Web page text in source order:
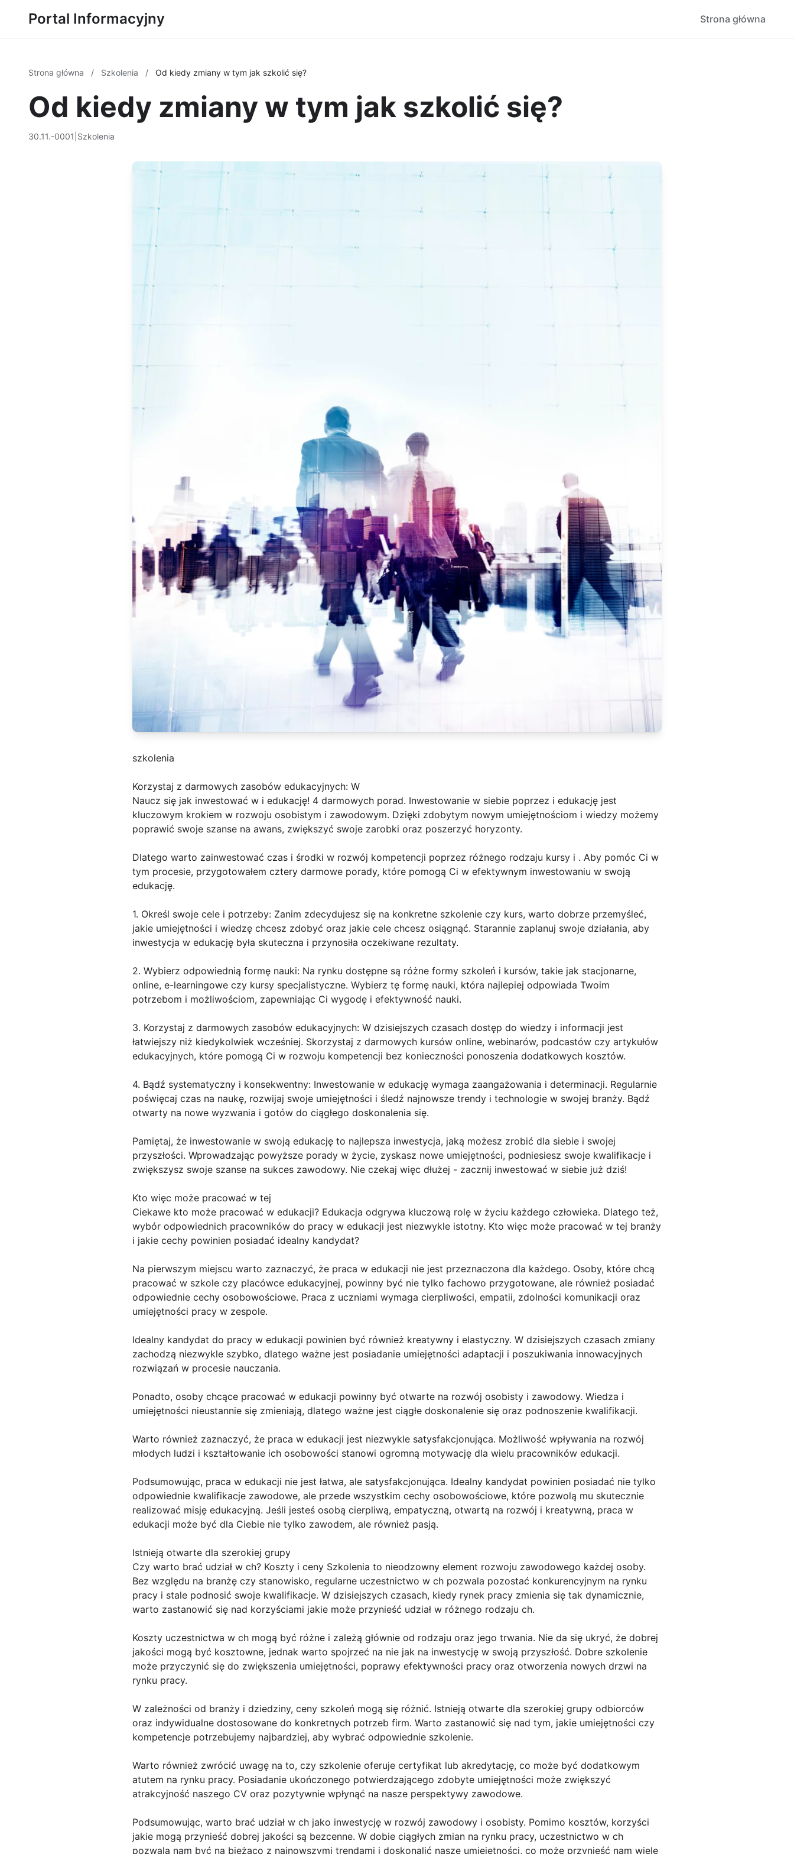
Portal Informacyjny Strona główna
Strona główna / Szkolenia / Od kiedy zmiany w tym jak szkolić się?
Od kiedy zmiany w tym jak szkolić się?
30.11.-0001 Szkolenia
szkolenia
Korzystaj z darmowych zasobów edukacyjnych: W
Naucz się jak inwestować w i edukację! 4 darmowych porad. Inwestowanie w siebie poprzez i edukację jest
kluczowym krokiem w rozwoju osobistym i zawodowym. Dzięki zdobytym nowym umiejętnościom i wiedzy możemy
poprawić swoje szanse na awans, zwiększyć swoje zarobki oraz poszerzyć horyzonty.
Dlatego warto zainwestować czas i środki w rozwój kompetencji poprzez różnego rodzaju kursy i . Aby pomóc Ci w
tym procesie, przygotowałem cztery darmowe porady, które pomogą Ci w efektywnym inwestowaniu w swoją
edukację.
1. Określ swoje cele i potrzeby: Zanim zdecydujesz się na konkretne szkolenie czy kurs, warto dobrze przemyśleć,
jakie umiejętności i wiedzę chcesz zdobyć oraz jakie cele chcesz osiągnąć. Starannie zaplanuj swoje działania, aby
inwestycja w edukację była skuteczna i przynosiła oczekiwane rezultaty.
2. Wybierz odpowiednią formę nauki: Na rynku dostępne są różne formy szkoleń i kursów, takie jak stacjonarne,
online, e-learningowe czy kursy specjalistyczne. Wybierz tę formę nauki, która najlepiej odpowiada Twoim
potrzebom i możliwościom, zapewniając Ci wygodę i efektywność nauki.
3. Korzystaj z darmowych zasobów edukacyjnych: W dzisiejszych czasach dostęp do wiedzy i informacji jest
łatwiejszy niż kiedykolwiek wcześniej. Skorzystaj z darmowych kursów online, webinarów, podcastów czy artykułów
edukacyjnych, które pomogą Ci w rozwoju kompetencji bez konieczności ponoszenia dodatkowych kosztów.
4. Bądź systematyczny i konsekwentny: Inwestowanie w edukację wymaga zaangażowania i determinacji. Regularnie
poświęcaj czas na naukę, rozwijaj swoje umiejętności i śledź najnowsze trendy i technologie w swojej branży. Bądź
otwarty na nowe wyzwania i gotów do ciągłego doskonalenia się.
Pamiętaj, że inwestowanie w swoją edukację to najlepsza inwestycja, jaką możesz zrobić dla siebie i swojej
przyszłości. Wprowadzając powyższe porady w życie, zyskasz nowe umiejętności, podniesiesz swoje kwalifikacje i
zwiększysz swoje szanse na sukces zawodowy. Nie czekaj więc dłużej - zacznij inwestować w siebie już dziś!
Kto więc może pracować w tej
Ciekawe kto może pracować w edukacji? Edukacja odgrywa kluczową rolę w życiu każdego człowieka. Dlatego też,
wybór odpowiednich pracowników do pracy w edukacji jest niezwykle istotny. Kto więc może pracować w tej branży
i jakie cechy powinien posiadać idealny kandydat?
Na pierwszym miejscu warto zaznaczyć, że praca w edukacji nie jest przeznaczona dla każdego. Osoby, które chcą
pracować w szkole czy placówce edukacyjnej, powinny być nie tylko fachowo przygotowane, ale również posiadać
odpowiednie cechy osobowościowe. Praca z uczniami wymaga cierpliwości, empatii, zdolności komunikacji oraz
umiejętności pracy w zespole.
Idealny kandydat do pracy w edukacji powinien być również kreatywny i elastyczny. W dzisiejszych czasach zmiany
zachodzą niezwykle szybko, dlatego ważne jest posiadanie umiejętności adaptacji i poszukiwania innowacyjnych
rozwiązań w procesie nauczania.
Ponadto, osoby chcące pracować w edukacji powinny być otwarte na rozwój osobisty i zawodowy. Wiedza i
umiejętności nieustannie się zmieniają, dlatego ważne jest ciągłe doskonalenie się oraz podnoszenie kwalifikacji.
Warto również zaznaczyć, że praca w edukacji jest niezwykle satysfakcjonująca. Możliwość wpływania na rozwój
młodych ludzi i kształtowanie ich osobowości stanowi ogromną motywację dla wielu pracowników edukacji.
Podsumowując, praca w edukacji nie jest łatwa, ale satysfakcjonująca. Idealny kandydat powinien posiadać nie tylko
odpowiednie kwalifikacje zawodowe, ale przede wszystkim cechy osobowościowe, które pozwolą mu skutecznie
realizować misję edukacyjną. Jeśli jesteś osobą cierpliwą, empatyczną, otwartą na rozwój i kreatywną, praca w
edukacji może być dla Ciebie nie tylko zawodem, ale również pasją.
Istnieją otwarte dla szerokiej grupy
Czy warto brać udział w ch? Koszty i ceny Szkolenia to nieodzowny element rozwoju zawodowego każdej osoby.
Bez względu na branżę czy stanowisko, regularne uczestnictwo w ch pozwala pozostać konkurencyjnym na rynku
pracy i stale podnosić swoje kwalifikacje. W dzisiejszych czasach, kiedy rynek pracy zmienia się tak dynamicznie,
warto zastanowić się nad korzyściami jakie może przynieść udział w różnego rodzaju ch.
Koszty uczestnictwa w ch mogą być różne i zależą głównie od rodzaju oraz jego trwania. Nie da się ukryć, że dobrej
jakości mogą być kosztowne, jednak warto spojrzeć na nie jak na inwestycję w swoją przyszłość. Dobre szkolenie
może przyczynić się do zwiększenia umiejętności, poprawy efektywności pracy oraz otworzenia nowych drzwi na
rynku pracy.
W zależności od branży i dziedziny, ceny szkoleń mogą się różnić. Istnieją otwarte dla szerokiej grupy odbiorców
oraz indywidualne dostosowane do konkretnych potrzeb firm. Warto zastanowić się nad tym, jakie umiejętności czy
kompetencje potrzebujemy najbardziej, aby wybrać odpowiednie szkolenie.
Warto również zwrócić uwagę na to, czy szkolenie oferuje certyfikat lub akredytację, co może być dodatkowym
atutem na rynku pracy. Posiadanie ukończonego potwierdzającego zdobyte umiejętności może zwiększyć
atrakcyjność naszego CV oraz pozytywnie wpłynąć na nasze perspektywy zawodowe.
Podsumowując, warto brać udział w ch jako inwestycję w rozwój zawodowy i osobisty. Pomimo kosztów, korzyści
jakie mogą przynieść dobrej jakości są bezcenne. W dobie ciągłych zmian na rynku pracy, uczestnictwo w ch
pozwala nam być na bieżąco z najnowszymi trendami i doskonalić nasze umiejętności, co może przynieść nam wiele